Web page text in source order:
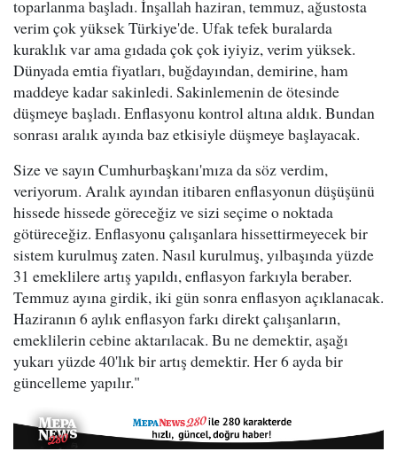
toparlanma başladı. İnşallah haziran, temmuz, ağustosta
verim çok yüksek Türkiye'de. Ufak tefek buralarda
kuraklık var ama gıdada çok çok iyiyiz, verim yüksek.
Dünyada emtia fiyatları, buğdayından, demirine, ham
maddeye kadar sakinledi. Sakinlemenin de ötesinde
düşmeye başladı. Enflasyonu kontrol altına aldık. Bundan
sonrası aralık ayında baz etkisiyle düşmeye başlayacak.
Size ve sayın Cumhurbaşkanı'mıza da söz verdim,
veriyorum. Aralık ayından itibaren enflasyonun düşüşünü
hissede hissede göreceğiz ve sizi seçime o noktada
götüreceğiz. Enflasyonu çalışanlara hissettirmeyecek bir
sistem kurulmuş zaten. Nasıl kurulmuş, yılbaşında yüzde
31 emeklilere artış yapıldı, enflasyon farkıyla beraber.
Temmuz ayına girdik, iki gün sonra enflasyon açıklanacak.
Haziranın 6 aylık enflasyon farkı direkt çalışanların,
emeklilerin cebine aktarılacak. Bu ne demektir, aşağı
yukarı yüzde 40'lık bir artış demektir. Her 6 ayda bir
güncelleme yapılır."